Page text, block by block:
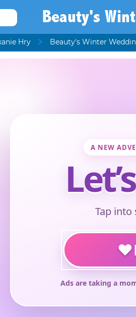
Beauty's
Hry Beauty's Winter